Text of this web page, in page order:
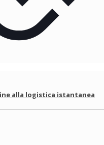
alla logistica istantanea